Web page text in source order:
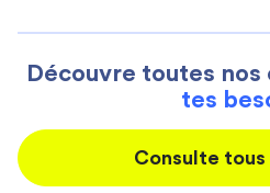
Découvre toutes nos
tes
Consulte tous